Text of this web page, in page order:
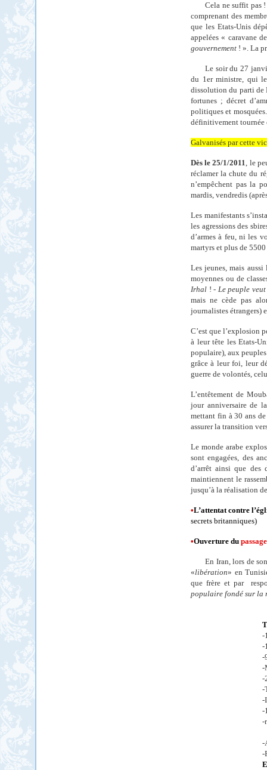
Cela ne suffit pas
comprenant des
que les Etats-Unis
appelées « caravane
gouvernement ! ». La
Le soir du 27
du 1er ministre, qui le
dissolution du parti de
fortunes ; décret
politiques et
définitivement tournée
Galvanisés par cette
Dès le 25/1/2011, le
réclamer la chute du
n’empêchent pas la
mardis, vendredis
Les manifestants
les agressions des
d’armes à feu, ni les
martyrs et plus de
Les jeunes, mais aussi
moyennes ou de
Irhal ! - Le peuple
mais ne cède pas
journalistes étrangers)
C’est que l’explosion
à leur tête les Etats-
populaire), aux
grâce à leur foi, leur
guerre de volontés,
L’entêtement de
jour anniversaire de
mettant fin à 30 ans
assurer la transition
Le monde arabe
sont engagées, des
d’arrêt ainsi que des
maintiennent le
jusqu’à la réalisation
•L’attentat contre
secrets britanniques)
•Ouverture du
En Iran, lors de
«libération» en
que frère et par
populaire fondé sur
-
-
-
-
-
-
-
-
-
-
-